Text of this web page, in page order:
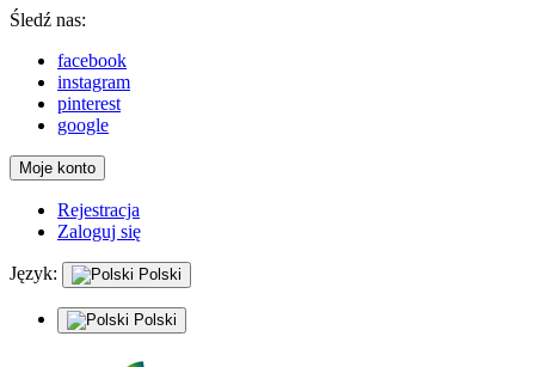
Śledź nas:
facebook
instagram
pinterest
google
Moje konto
Rejestracja
Zaloguj się
Język: Polski
Polski